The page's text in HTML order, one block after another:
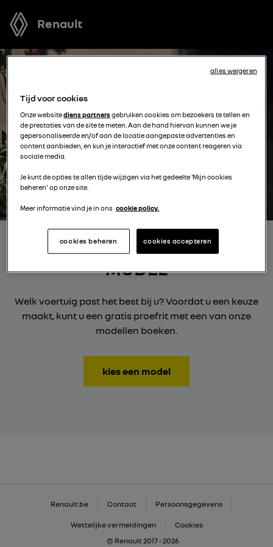
Renault
BOEK EEN TESTRIT MET EEN
MODEL
Welk voertuig past het best bij u? Voordat u een keuze
maakt, kunt u een gratis proefrit met een van onze
modellen boeken.
kies een model
Renault.be Contact Persoonsgegevens
Wettelijke vermeldingen
Cookies
© Renault 2017 - 2026
Tijd voor cookies
Onze websitediens partnersgebruiken cookies om bezoekers te tellen en
de prestaties van de site te meten. Aan de hand hiervan kunnen we je
gepersonaliseerde en/of aan de locatie aangepaste advertenties en
content aanbieden, en kun je interactief met onze content reageren via
sociale media.
Je kunt de opties te allen tijde wijzigen via het gedeelte 'Mijn cookies
beheren' op onze site.
Meer informatie vind je in ons cookie policy.
cookies accepteren
cookies beheren
alles weigeren